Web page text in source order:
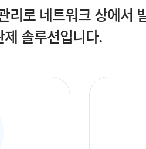
리로 네트워크 상에서
솔루션입니다.